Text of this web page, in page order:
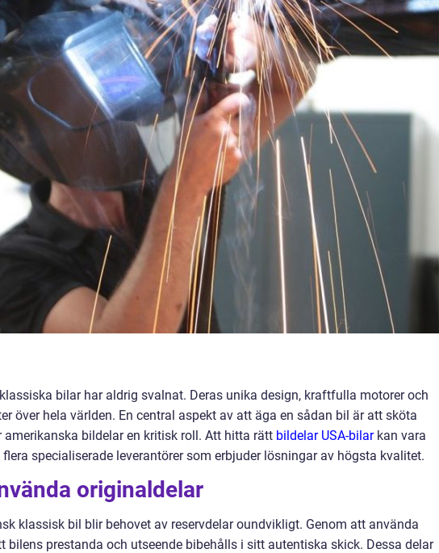
bilar har aldrig svalnat. Deras unika design, kraftfulla motorer och
över hela världen. En central aspekt av att äga en sådan bil är att sköta
amerikanska bildelar en kritisk roll. Att hitta rätt bildelar USA-bilarkan vara
specialiserade leverantörer som erbjuder lösningar av högsta kvalitet.
originaldelar
klassisk bil blir behovet av reservdelar oundvikligt. Genom att använda
bilens prestanda och utseende bibehålls i sitt autentiska skick. Dessa delar